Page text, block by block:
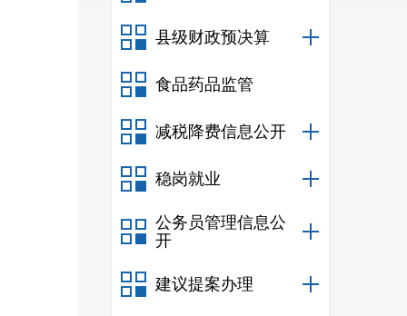
县级财政预决算
食品药品监管
减税降费信息公开
稳岗就业
公务员管理信息公
开
建议提案办理